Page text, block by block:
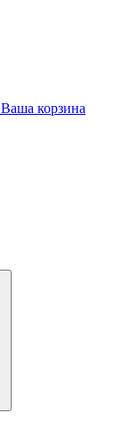
Ваша корзина